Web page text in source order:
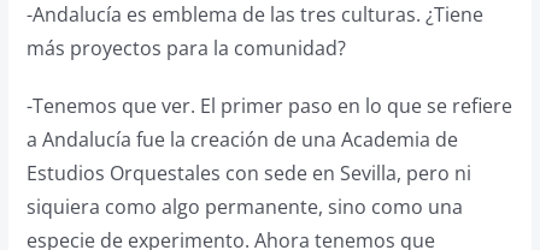
-Andalucía es emblema de las tres culturas. ¿Tiene
más proyectos para la comunidad?
-Tenemos que ver. El primer paso en lo que se refiere
a Andalucía fue la creación de una Academia de
Estudios Orquestales con sede en Sevilla, pero ni
siquiera como algo permanente, sino como una
especie de experimento. Ahora tenemos que